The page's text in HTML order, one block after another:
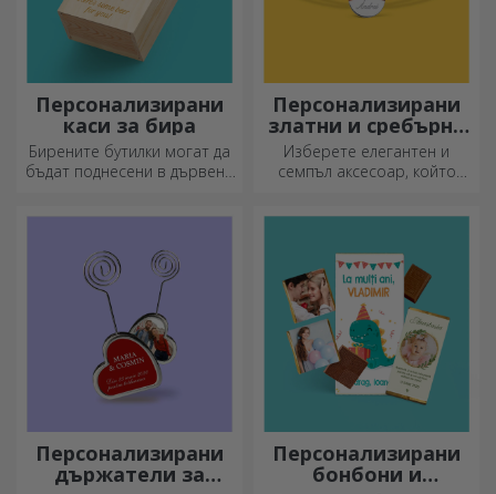
Персонализирани
каси за бира
Бирените бутилки могат да
бъдат поднесени в дървени
Персонализирани
златни и сребърни
гривни
Изберете елегантен и
семпъл аксесоар, който
Персонализирани
държатели за
Персонализирани
бонбони и